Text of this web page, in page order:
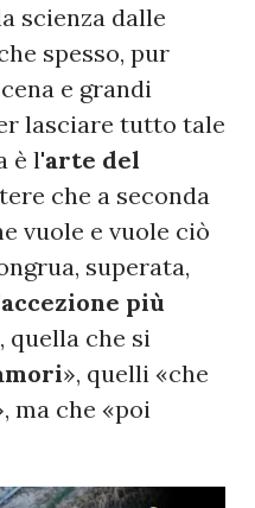
scienza dalle
spesso, pur
e grandi
lasciare tutto tale
è l'arte del
che a seconda
vuole e vuole ciò
superata,
accezione più
quella che si
», quelli «che
ma che «poi